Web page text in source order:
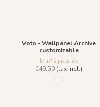
Voto - Wallpanel Archive
customizable
le m² à partir de
€49.50 (tax incl.)